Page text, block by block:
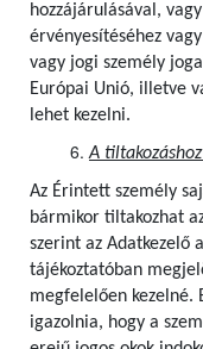
hozzájárulásával,
érvényesítéséhez
vagy jogi személy
Európai Unió, illetve
lehet kezelni.
A
Az Érintett személy
bármikor tiltakozhat
szerint az Adatkezelő
tájékoztatóban
megfelelően kezelné.
igazolnia, hogy a